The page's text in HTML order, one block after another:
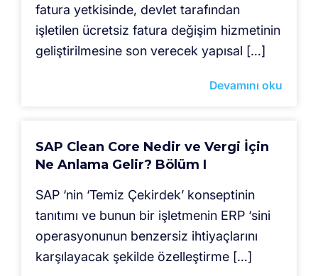
fatura yetkisinde, devlet tarafından
işletilen ücretsiz fatura değişim hizmetinin
geliştirilmesine son verecek yapısal […]
Devamını oku
SAP Clean Core Nedir ve Vergi İçin
Ne Anlama Gelir? Bölüm I
SAP ‘nin ‘Temiz Çekirdek’ konseptinin
tanıtımı ve bunun bir işletmenin ERP ‘sini
operasyonunun benzersiz ihtiyaçlarını
karşılayacak şekilde özelleştirme […]